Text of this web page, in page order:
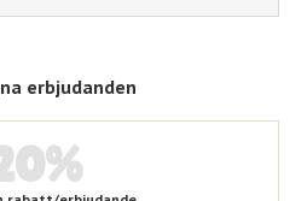
erbjudanden